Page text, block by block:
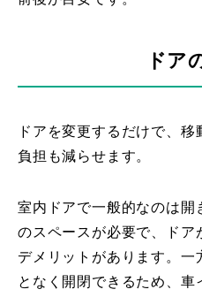
ドア
ドアを変更するだけで、
負担も減らせます。
室内ドアで一般的なのは開
のスペースが必要で、ドア
デメリットがあります。一
となく開閉できるため、車